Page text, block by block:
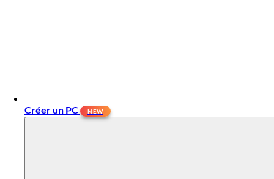
Créer un PC NEW